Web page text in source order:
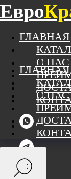
Евро
ГЛАВНАЯ
О НАС
ГЛАВНАЯ
О НАС